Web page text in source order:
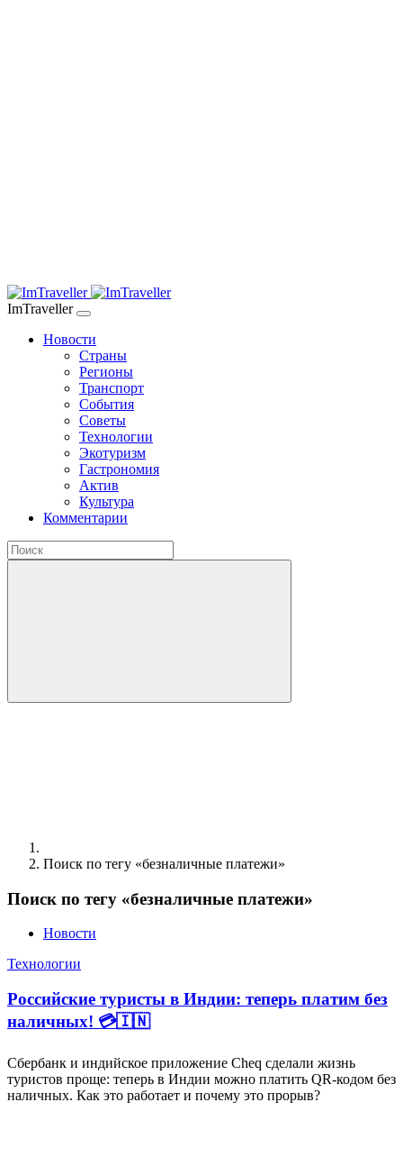
ImTraveller
Новости
Страны
Регионы
Транспорт
События
Советы
Технологии
Экотуризм
Гастрономия
Актив
Культура
Комментарии
Поиск по тегу «безналичные платежи»
Поиск по тегу «безналичные платежи»
Новости
Технологии
Российские туристы в Индии: теперь платим без
наличных! 💳🇮🇳
Сбербанк и индийское приложение Cheq сделали жизнь
туристов проще: теперь в Индии можно платить QR-кодом без
наличных. Как это работает и почему это прорыв?